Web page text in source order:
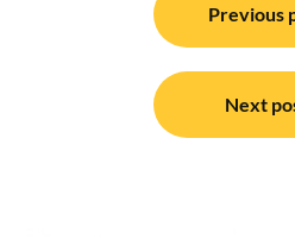
Previous
Next